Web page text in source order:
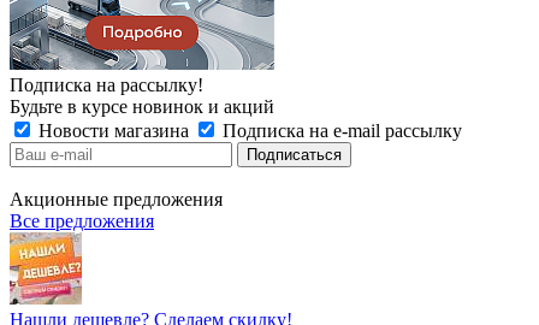
Подписка на рассылку!
Будьте в курсе новинок и акций
Новости магазина
Подписка на e-mail рассылку
Акционные предложения
Все предложения
Нашли дешевле? Сделаем скидку!